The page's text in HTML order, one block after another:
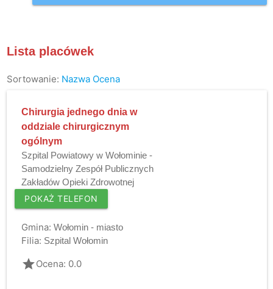
Lista placówek
Sortowanie: Nazwa Ocena
Chirurgia jednego dnia w
oddziale chirurgicznym
ogólnym
Szpital Powiatowy w Wołominie -
Samodzielny Zespół Publicznych
Zakładów Opieki Zdrowotnej
POKAŻ TELEFON
Gmina: Wołomin - miasto
Filia: Szpital Wołomin
gradeOcena: 0.0